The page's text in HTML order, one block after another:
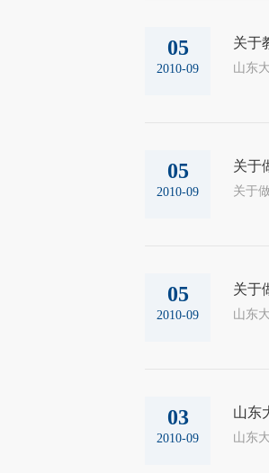
05
2010-09
关于
山东
05
2010-09
关于
05
2010-09
关于
山东
03
2010-09
山东
山东